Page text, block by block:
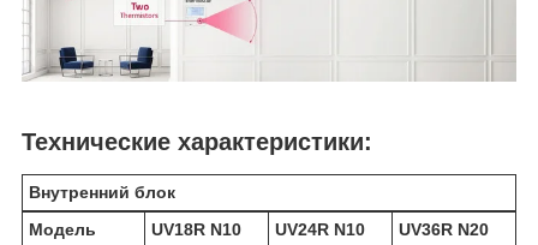
Технические характеристики:
Внутренний блок
Модель
UV18R N10 UV24R N10
UV36R N20